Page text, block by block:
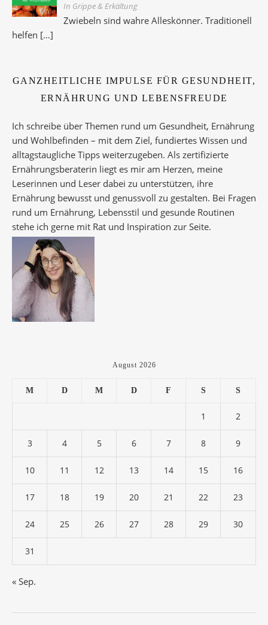
In Grippe & Erkältung
Zwiebeln sind wahre Alleskönner. Traditionell
helfen […]
GANZHEITLICHE IMPULSE FÜR GESUNDHEIT,
ERNÄHRUNG UND LEBENSFREUDE
Ich schreibe über Themen rund um Gesundheit, Ernährung
und Wohlbefinden – mit dem Ziel, fundiertes Wissen und
alltagstaugliche Tipps weiterzugeben. Als zertifizierte
Ernährungsberaterin liegt es mir am Herzen, meine
Leserinnen und Leser dabei zu unterstützen, ihre
Ernährung bewusst und genussvoll zu gestalten. Bei Fragen
rund um Ernährung, Lebensstil und gesunde Routinen
stehe ich gerne mit Rat und Inspiration zur Seite.
August 2026
M D M D F S S
1 2
3 4 5 6 7 8 9
10 11 12 13 14 15 16
17 18 19 20 21 22 23
24 25 26 27 28 29 30
31
« Sep.